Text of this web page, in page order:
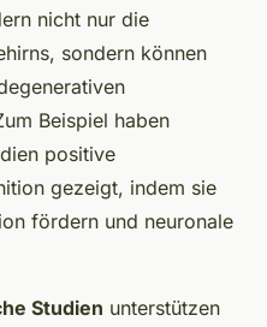
nicht nur die
sondern können
Beispiel haben
positive
gezeigt, indem sie
fördern und neuronale
Studien unterstützen